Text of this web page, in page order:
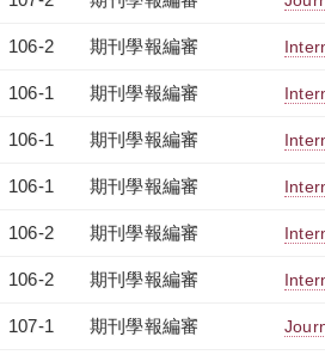
106-2 期刊學報編審
106-1 期刊學報編審
106-1 期刊學報編審
106-1 期刊學報編審
106-2 期刊學報編審
106-2 期刊學報編審
107-1 期刊學報編審